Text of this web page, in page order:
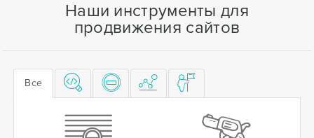
Наши инструменты для
продвижения сайтов
Все